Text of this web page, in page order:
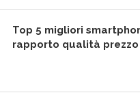
Top 5 migliori
rapporto qualità prezzo